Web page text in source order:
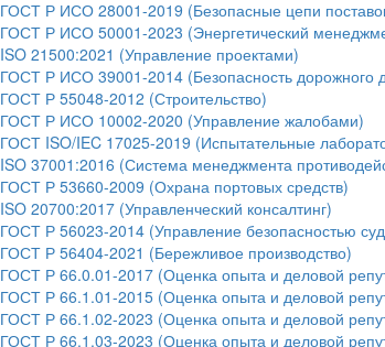
ГОСТ Р ИСО 28001-2019 (Безопасные цепи
ГОСТ Р ИСО 50001-2023 (Энергетический
ISO 21500:2021 (Управление проектами)
ГОСТ Р ИСО 39001-2014 (Безопасность дорожного
ГОСТ Р 55048-2012 (Строительство)
ГОСТ Р ИСО 10002-2020 (Управление жалобами)
ГОСТ ISO/IEC 17025-2019 (Испытательные
ISO 37001:2016 (Система менеджмента
ГОСТ Р 53660-2009 (Охрана портовых средств)
ISO 20700:2017 (Управленческий консалтинг)
ГОСТ Р 56023-2014 (Управление безопасностью
ГОСТ Р 56404-2021 (Бережливое производство)
ГОСТ Р 66.0.01-2017 (Оценка опыта и деловой
ГОСТ Р 66.1.01-2015 (Оценка опыта и деловой
ГОСТ Р 66.1.02-2023 (Оценка опыта и деловой
ГОСТ Р 66.1.03-2023 (Оценка опыта и деловой